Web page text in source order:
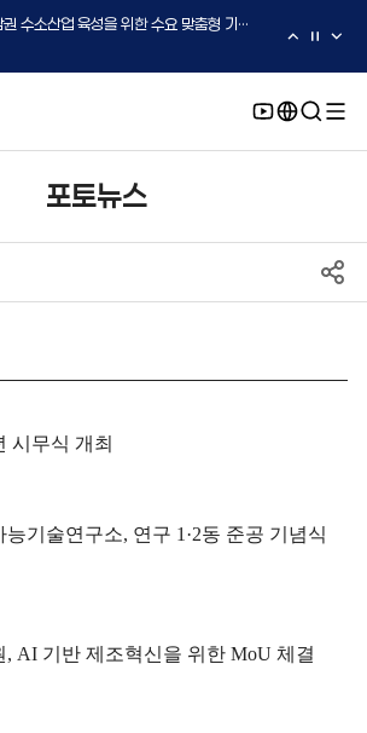
2026년도 '동남권 수소산업 육성을 위한 수요 맞춤형 기술지원 사업' 수요기업 2차 모집 공고
2026년도 중소·중견기업 글로벌 시장 진출을 위한 K-Convergence 글로벌 시험·실증 지원 프로그램 모집공고(2차)
포토뉴스
시무식 개최
능기술연구소, 연구 1·2동 준공 기념식
, AI 기반 제조혁신을 위한 MoU 체결